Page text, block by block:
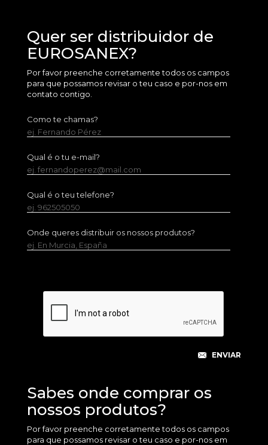
Quer ser distribuidor de
EUROSANEX?
Por favor preenche corretamente todos os campos
para que possamos revisar o teu caso e por-nos em
contato contigo.
Como te chamas?
ej. Fernando Pérez
Qual é o tu e-mail?
ej. fernandoperez@mail.com
Qual é o teu telefone?
ej. 962505050
Onde queres distribuir os nossos produtos?
ej. En Murcia, España
Sabes onde comprar os
nossos produtos?
Por favor preenche corretamente todos os campos
para que possamos revisar o teu caso e por-nos em